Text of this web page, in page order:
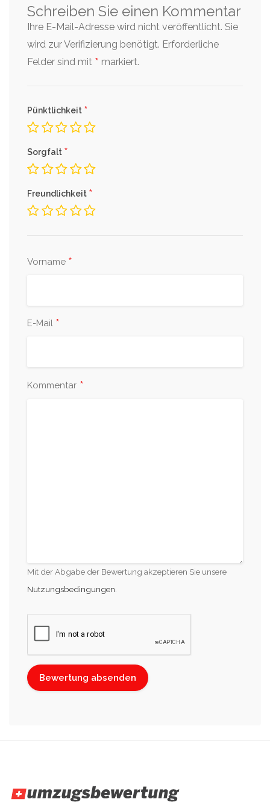
Schreiben Sie einen Kommentar
Ihre E-Mail-Adresse wird nicht veröffentlicht. Sie
wird zur Verifizierung benötigt. Erforderliche
Felder sind mit * markiert.
Pünktlichkeit *
Sorgfalt *
Freundlichkeit *
Vorname *
E-Mail *
Kommentar *
Mit der Abgabe der Bewertung akzeptieren Sie unsere
Nutzungsbedingungen